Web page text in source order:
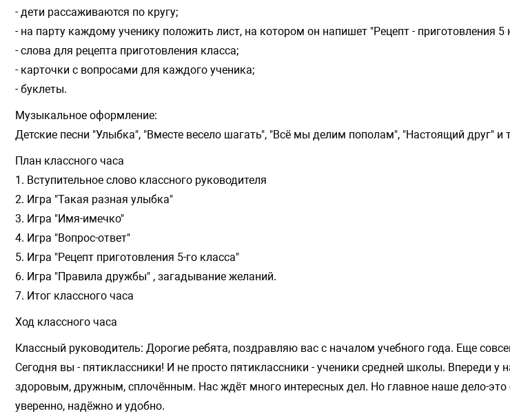
- дети рассаживаются по кругу;
- на парту каждому ученику положить лист, на котором он напишет "Рецепт - приготовления 5
- слова для рецепта приготовления класса;
- карточки с вопросами для каждого ученика;
- буклеты.
Музыкальное оформление:
Детские песни "Улыбка", "Вместе весело шагать", "Всё мы делим пополам", "Настоящий друг" и
План классного часа
1. Вступительное слово классного руководителя
2. Игра "Такая разная улыбка"
3. Игра "Имя-имечко"
4. Игра "Вопрос-ответ"
5. Игра "Рецепт приготовления 5-го класса"
6. Игра "Правила дружбы" , загадывание желаний.
7. Итог классного часа
Ход классного часа
Классный руководитель: Дорогие ребята, поздравляю вас с началом учебного года. Еще
Сегодня вы - пятиклассники! И не просто пятиклассники - ученики средней школы. Впереди
здоровым, дружным, сплочённым. Нас ждёт много интересных дел. Но главное наше дело-
уверенно, надёжно и удобно.